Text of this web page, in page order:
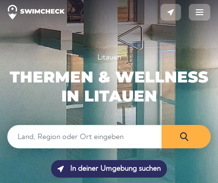
Litauen
THERMEN & WELLNESS
IN LITAUEN
In deiner Umgebung suchen